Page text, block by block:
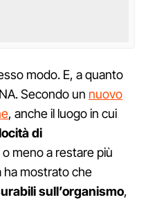
modo. E, a quanto
Secondo un nuovo
, anche il luogo in cui
di
meno a restare più
ha mostrato che
sull’organismo,